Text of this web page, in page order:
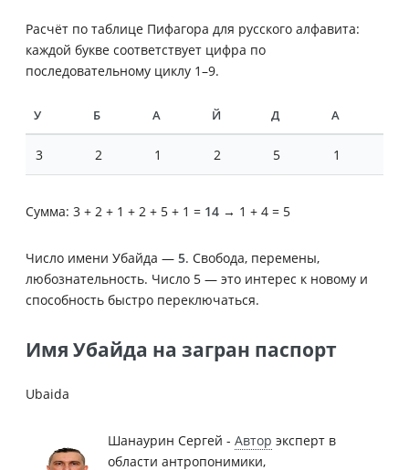
Расчёт по таблице Пифагора для русского алфавита:
каждой букве соответствует цифра по
последовательному циклу 1–9.
У Б А Й Д А
3 2 1 2 5 1
Сумма: 3 + 2 + 1 + 2 + 5 + 1 = 14 → 1 + 4 = 5
Число имени Убайда — 5. Свобода, перемены,
любознательность. Число 5 — это интерес к новому и
способность быстро переключаться.
Имя Убайда на загран паспорт
Ubaida
Шанаурин Сергей - Автор эксперт в
области антропонимики,